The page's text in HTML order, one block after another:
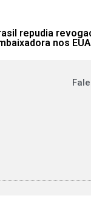
repudia
nos EUA